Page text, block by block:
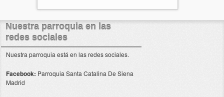
Nuestra parroquia en las
redes sociales
Nuestra parroquia está en las redes sociales.
Facebook: Parroquia Santa Catalina De Siena
Madrid